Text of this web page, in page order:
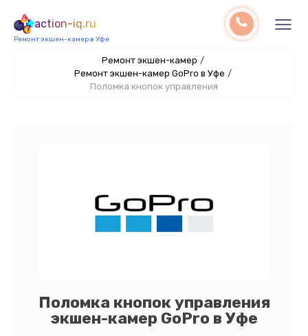
action-iq.ru
Ремонт экшен-камер в Уфе
Ремонт экшен-камер /
Ремонт экшен-камер GoPro в Уфе /
Поломка кнопок управления
Поломка кнопок управления
экшен-камер GoPro в Уфе